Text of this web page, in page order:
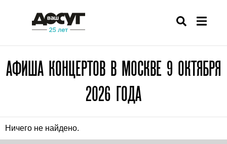
АФИША КОНЦЕРТОВ В МОСКВЕ 9 ОКТЯБРЯ
2026 ГОДА
Ничего не найдено.